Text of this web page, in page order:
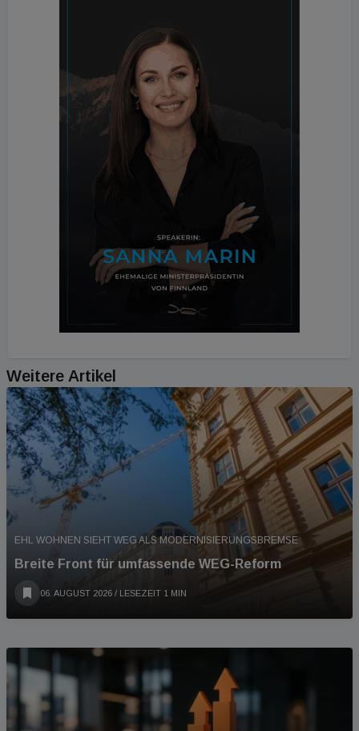
Weitere Artikel
EHL WOHNEN SIEHT WEG ALS MODERNISIERUNGSBREMSE
Breite Front für umfassende WEG-Reform
06. AUGUST 2026 / LESEZEIT 1 MIN